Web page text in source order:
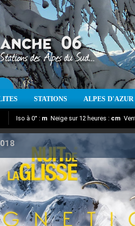
STATIONS ALPES D'AZUR
Aujourd'hui : T° Min : °C T° Max :°C
Iso à 0° : m Neige sur 12 heures : cm
Suivez en direct l'actualité des stations